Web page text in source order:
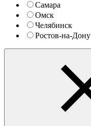
Самара
Омск
Челябинск
Ростов-на-Дону